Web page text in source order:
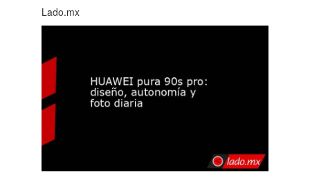
Lado.mx